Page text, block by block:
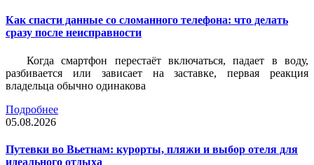
Как спасти данные со сломанного телефона: что делать
сразу после неисправности
Когда смартфон перестаёт включаться, падает в воду,
разбивается или зависает на заставке, первая реакция
владельца обычно одинакова
Подробнее
05.08.2026
Путевки во Вьетнам: курорты, пляжи и выбор отеля для
идеального отдыха